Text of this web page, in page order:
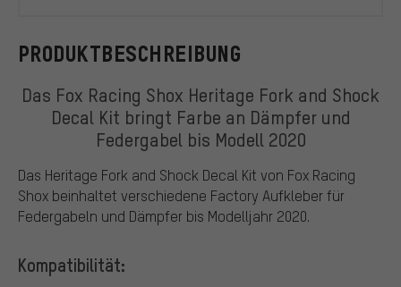
PRODUKTBESCHREIBUNG
Das Fox Racing Shox Heritage Fork and Shock
Decal Kit bringt Farbe an Dämpfer und
Federgabel bis Modell 2020
Das Heritage Fork and Shock Decal Kit von Fox Racing
Shox beinhaltet verschiedene Factory Aufkleber für
Federgabeln und Dämpfer bis Modelljahr 2020.
Kompatibilität: